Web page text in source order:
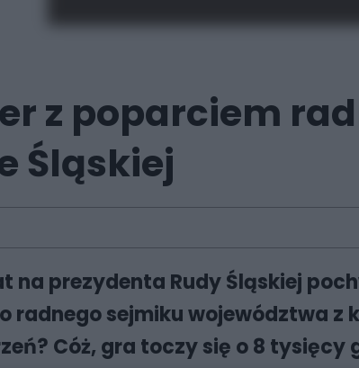
z poparciem
Śląskiej
prezydenta Rudy Śląskiej
radnego sejmiku województwa z
Cóż, gra toczy się o 8 tysięcy